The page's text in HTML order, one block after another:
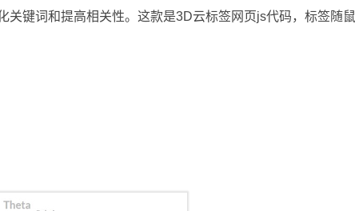
键词和提高相关性。这款是3D云标签网页js代码，标签随鼠